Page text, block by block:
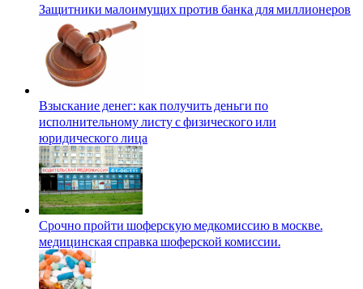
Защитники малоимущих против банка для миллионеров
Взыскание денег: как получить деньги по
исполнительному листу с физического или
юридического лица
Срочно пройти шоферскую медкомиссию в москве.
медицинская справка шоферской комиссии.